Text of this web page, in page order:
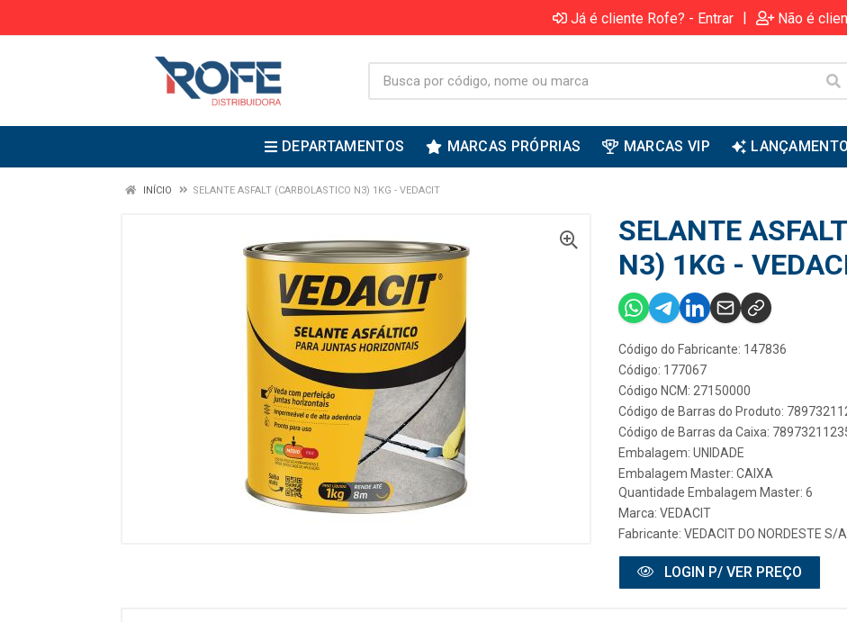
Já é cliente Rofe? - Entrar | Não é
DEPARTAMENTOS MARCAS PRÓPRIAS MARCAS VIP
INÍCIO SELANTE ASFALT (CARBOLASTICO N3) 1KG - VEDACIT
SELANTE
N3) 1KG -
Código do Fabricante: 147836
Código: 177067
Código NCM: 27150000
Código de Barras do Produto:
Código de Barras da Caixa:
Embalagem: UNIDADE
Embalagem Master: CAIXA
Quantidade Embalagem Master: 6
Marca: VEDACIT
Fabricante: VEDACIT DO NORDESTE S/A
LOGIN P/ VER PREÇO